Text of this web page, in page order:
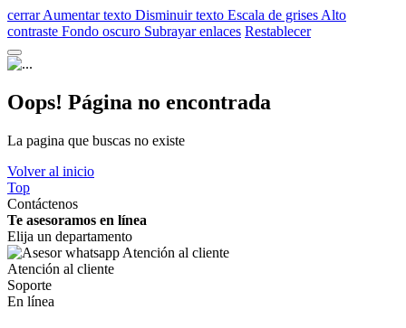
cerrar Aumentar texto Disminuir texto Escala de grises Alto
contraste Fondo oscuro Subrayar enlaces Restablecer
Oops! Página no encontrada
La pagina que buscas no existe
Volver al inicio
Top
Contáctenos
Te asesoramos en línea
Elija un departamento
Atención al cliente
Soporte
En línea